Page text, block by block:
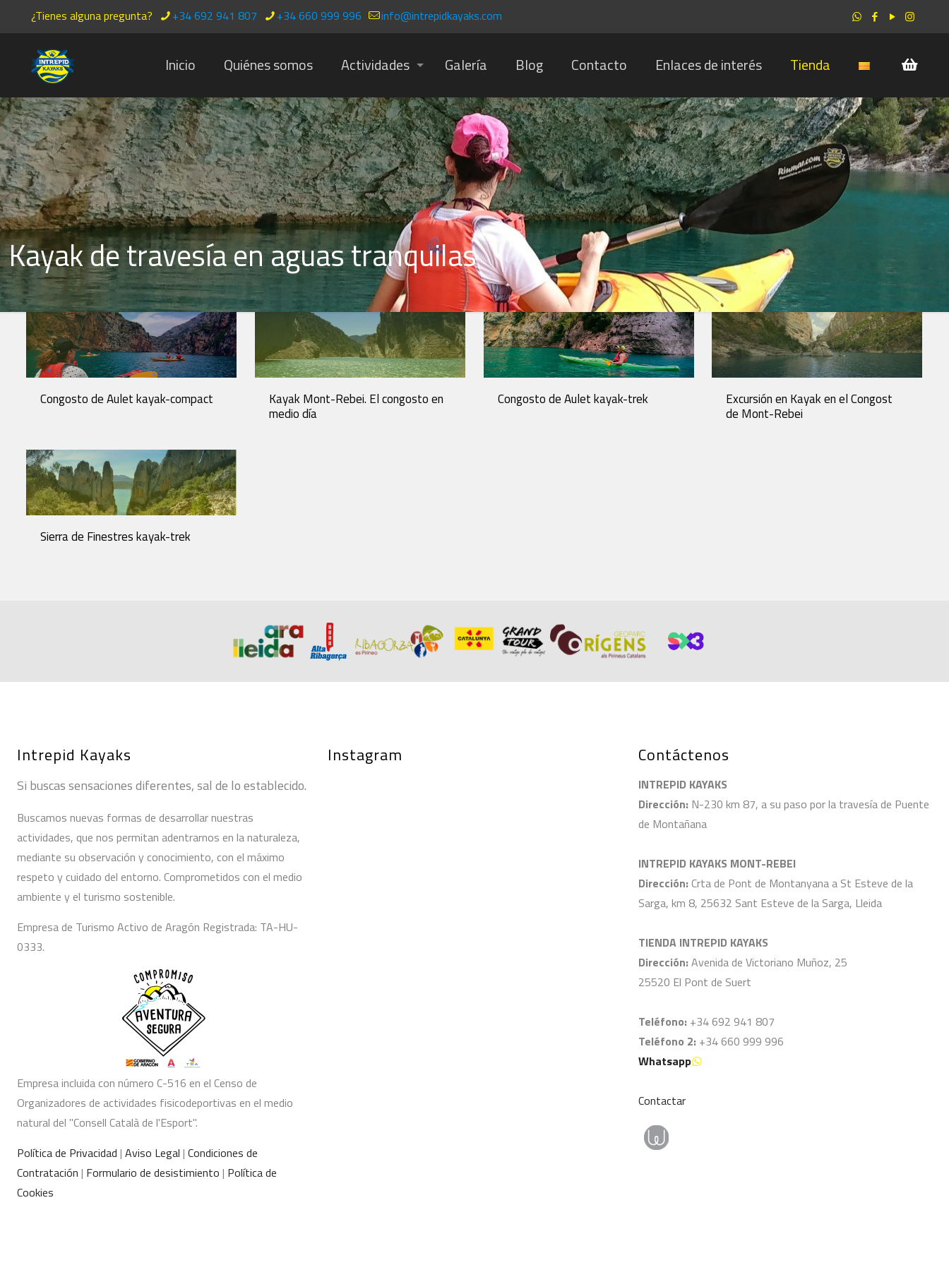
¿Tienes alguna pregunta? +34 692 941 807 +34 660 999 996 info@intrepidkayaks.com
Inicio Quiénes somos Actividades Galería Blog Contacto Enlaces de interés Tienda
Kayak de travesía en aguas tranquilas
Congosto de Aulet kayak-compact
Kayak Mont-Rebei. El congosto en
medio día
Congosto de Aulet kayak-trek
Excursión en Kayak en el Congost
de Mont-Rebei
Sierra de Finestres kayak-trek
Intrepid Kayaks
Si buscas sensaciones diferentes, sal de lo establecido.
Buscamos nuevas formas de desarrollar nuestras
actividades, que nos permitan adentrarnos en la naturaleza,
mediante su observación y conocimiento, con el máximo
respeto y cuidado del entorno. Comprometidos con el medio
ambiente y el turismo sostenible.
Empresa de Turismo Activo de Aragón Registrada: TA-HU-
0333.
Empresa incluida con número C-516 en el Censo de
Organizadores de actividades fisicodeportivas en el medio
natural del "Consell Català de l'Esport".
Política de Privacidad | Aviso Legal | Condiciones de
Contratación | Formulario de desistimiento | Política de
Cookies
Instagram Contáctenos
INTREPID KAYAKS
Dirección: N-230 km 87, a su paso por la travesía de Puente
de Montañana
INTREPID KAYAKS MONT-REBEI
Dirección: Crta de Pont de Montanyana a St Esteve de la
Sarga, km 8, 25632 Sant Esteve de la Sarga, Lleida
TIENDA INTREPID KAYAKS
Dirección: Avenida de Victoriano Muñoz, 25
25520 El Pont de Suert
Teléfono: +34 692 941 807
Teléfono 2: +34 660 999 996
Whatsapp
Contactar